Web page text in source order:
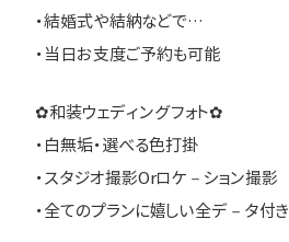
・結婚式や結納などで…
・当日お支度ご予約も可能
✿和装ウェディングフォト✿
・白無垢・選べる色打掛
・スタジオ撮影Orロケ－ション撮影
・全てのプランに嬉しい全デ－タ付き